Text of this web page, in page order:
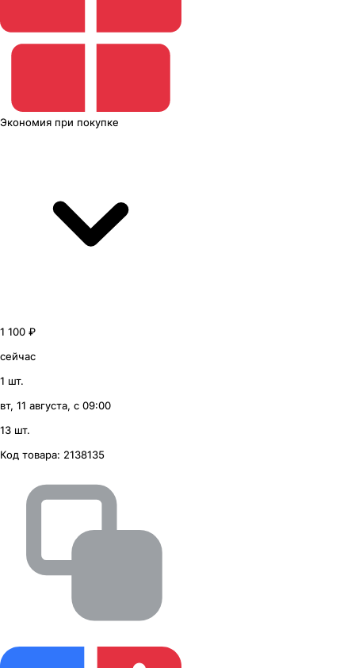
Экономия при покупке
1 100 ₽
сейчас
1 шт.
вт, 11 августа, с 09:00
13 шт.
Код товара: 2138135